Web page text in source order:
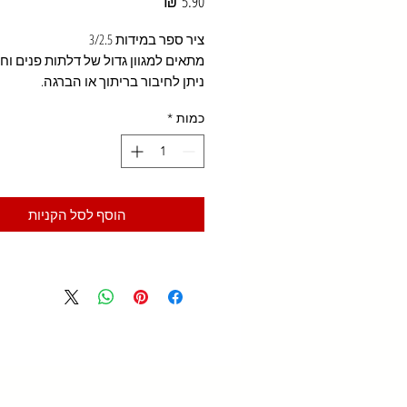
ציר ספר במידות 3/2.5
מתאים למגוון גדול של דלתות פנים
ניתן לחיבור בריתוך או הברגה.
כמות *
הוסף לסל הקניות